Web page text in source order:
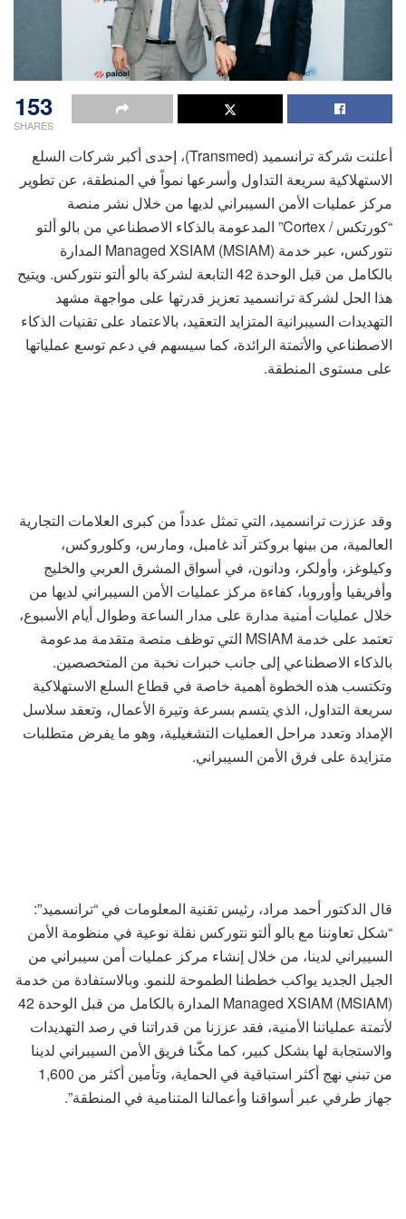
153
SHARES
أعلنت شركة ترانسميد (Transmed)، إحدى أكبر شركات السلع
الاستهلاكية سريعة التداول وأسرعها نمواً في المنطقة، عن تطوير
مركز عمليات الأمن السيبراني لديها من خلال نشر منصة
“كورتكس / Cortex” المدعومة بالذكاء الاصطناعي من بالو ألتو
نتوركس، عبر خدمة Managed XSIAM (MSIAM) المدارة
بالكامل من قبل الوحدة 42 التابعة لشركة بالو ألتو نتوركس. ويتيح
هذا الحل لشركة ترانسميد تعزيز قدرتها على مواجهة مشهد
التهديدات السيبرانية المتزايد التعقيد، بالاعتماد على تقنيات الذكاء
الاصطناعي والأتمتة الرائدة، كما سيسهم في دعم توسع عملياتها
على مستوى المنطقة.
وقد عززت ترانسميد، التي تمثل عدداً من كبرى العلامات التجارية
العالمية، من بينها بروكتر آند غامبل، ومارس، وكلوروكس،
وكيلوغز، وأولكر، ودانون، في أسواق المشرق العربي والخليج
وأفريقيا وأوروبا، كفاءة مركز عمليات الأمن السيبراني لديها من
خلال عمليات أمنية مدارة على مدار الساعة وطوال أيام الأسبوع،
تعتمد على خدمة MSIAM التي توظف منصة متقدمة مدعومة
بالذكاء الاصطناعي إلى جانب خبرات نخبة من المتخصصين.
وتكتسب هذه الخطوة أهمية خاصة في قطاع السلع الاستهلاكية
سريعة التداول، الذي يتسم بسرعة وتيرة الأعمال، وتعقد سلاسل
الإمداد وتعدد مراحل العمليات التشغيلية، وهو ما يفرض متطلبات
متزايدة على فرق الأمن السيبراني.
قال الدكتور أحمد مراد، رئيس تقنية المعلومات في “ترانسميد”:
“شكل تعاوننا مع بالو ألتو نتوركس نقلة نوعية في منظومة الأمن
السيبراني لدينا، من خلال إنشاء مركز عمليات أمن سيبراني من
الجيل الجديد يواكب خططنا الطموحة للنمو. وبالاستفادة من خدمة
Managed XSIAM (MSIAM) المدارة بالكامل من قبل الوحدة 42
لأتمتة عملياتنا الأمنية، فقد عززنا من قدراتنا في رصد التهديدات
والاستجابة لها بشكل كبير، كما مكّنا فريق الأمن السيبراني لدينا
من تبني نهج أكثر استباقية في الحماية، وتأمين أكثر من 1,600
جهاز طرفي عبر أسواقنا وأعمالنا المتنامية في المنطقة”.